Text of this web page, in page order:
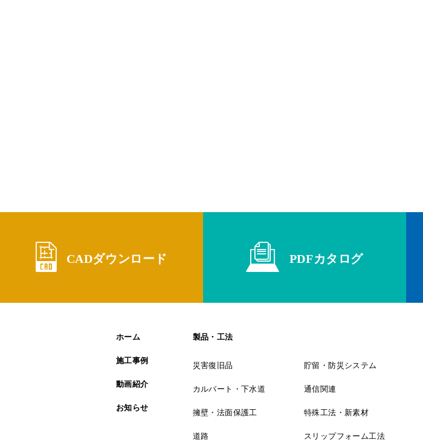
CADダウンロード PDFカタログ
ホーム
施工事例
動画紹介
お知らせ
製品・工法
災害復旧品
カルバート・下水道
擁壁・法面保護工
道路
貯留・防災システム
通信関連
特殊工法・新素材
スリップフォーム工法